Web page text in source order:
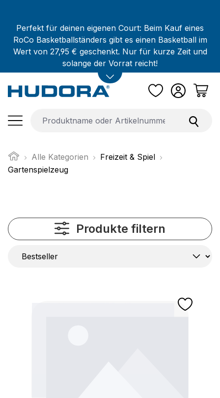
Perfekt für deinen eigenen Court: Beim Kauf eines
RoCo Basketballständers gibt es einen Basketball im
Wert von 27,95 € geschenkt. Nur für kurze Zeit und
solange der Vorrat reicht!
Alle Kategorien
Freizeit & Spiel
Gartenspielzeug
Produkte filtern